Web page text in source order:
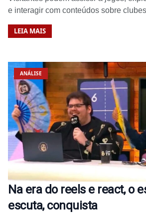
e interagir com conteúdos sobre
LEIA MAIS
ANÁLISE
Na era do reels e react, o
escuta, conquista